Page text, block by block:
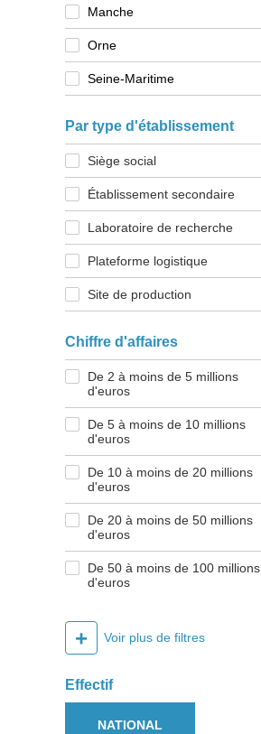
Manche
Orne
Seine-Maritime
Par type d'établissement
Siège social
Établissement secondaire
Laboratoire de recherche
Plateforme logistique
Site de production
Chiffre d'affaires
De 2 à moins de 5 millions
d'euros
De 5 à moins de 10 millions
d'euros
De 10 à moins de 20 millions
d'euros
De 20 à moins de 50 millions
d'euros
De 50 à moins de 100 millions
d'euros
+ Voir plus de filtres
Effectif
NATIONAL